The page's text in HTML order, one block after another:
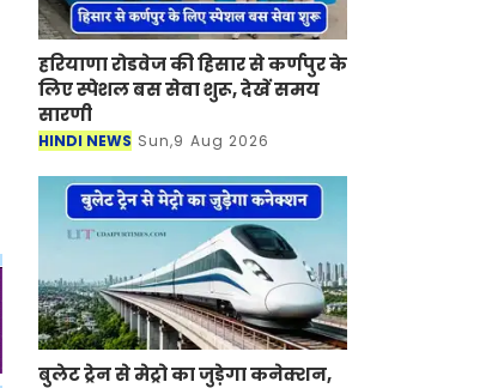
हरियाणा रोडवेज की हिसार से कर्णपुर के
लिए स्पेशल बस सेवा शुरू, देखें समय
सारणी
HINDI NEWS Sun,9 Aug 2026
बुलेट ट्रेन से मेट्रो का जुड़ेगा कनेक्शन,